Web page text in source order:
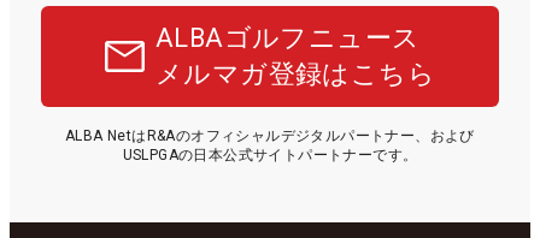
ALBAゴルフニュース
メルマガ登録はこちら
ALBA NetはR&Aのオフィシャルデジタルパートナー、および
USLPGAの日本公式サイトパートナーです。